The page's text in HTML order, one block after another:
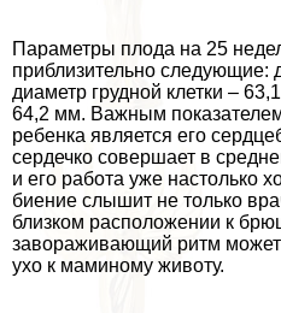
Параметры плода на 25
приблизительно следующие:
диаметр грудной клетки –
64,2 мм. Важным
ребенка является его
сердечко совершает в
и его работа уже настолько
биение слышит не только
близком расположении к
завораживающий ритм может
ухо к маминому животу.